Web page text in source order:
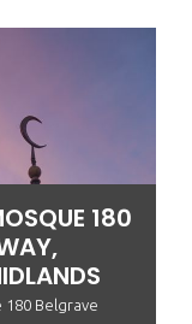
180
180 Belgrave